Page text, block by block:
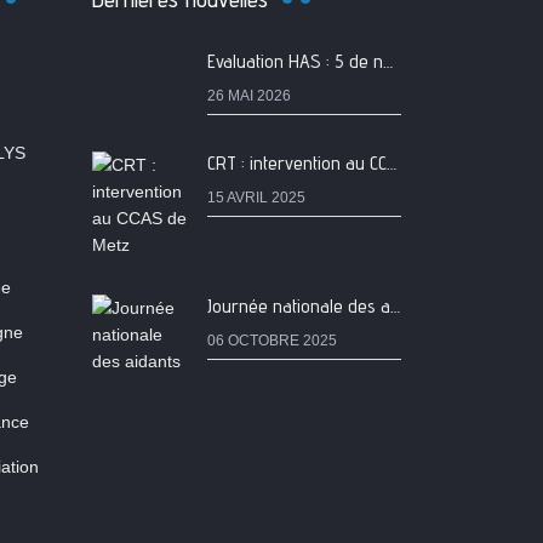
Evaluation HAS : 5 de nos services classés A
26 MAI 2026
CRT : intervention au CCAS de Metz
15 AVRIL 2025
Journée nationale des aidants
06 OCTOBRE 2025